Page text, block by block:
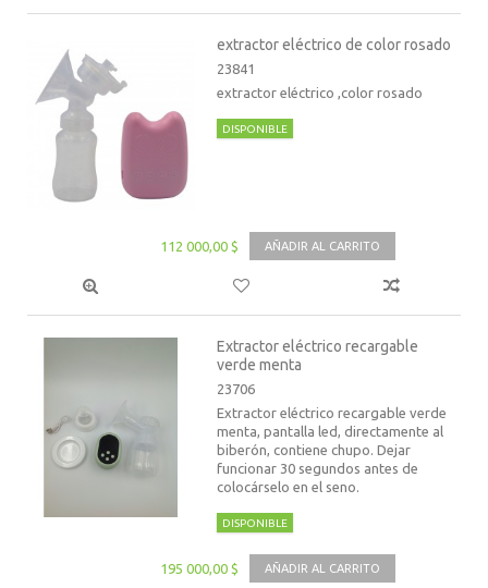
extractor eléctrico de color rosado
23841
extractor eléctrico ,color rosado
DISPONIBLE
112 000,00 $ AÑADIR AL CARRITO
Extractor eléctrico recargable
verde menta
23706
Extractor eléctrico recargable verde
menta, pantalla led, directamente al
biberón, contiene chupo. Dejar
funcionar 30 segundos antes de
colocárselo en el seno.
DISPONIBLE
195 000,00 $ AÑADIR AL CARRITO